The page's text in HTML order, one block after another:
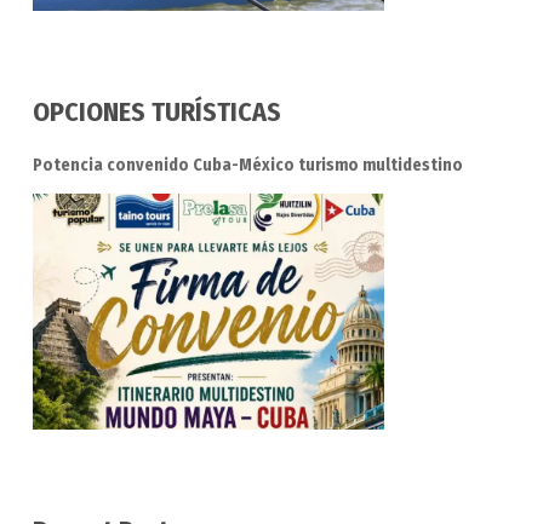
OPCIONES TURÍSTICAS
Potencia convenido Cuba-México turismo multidestino